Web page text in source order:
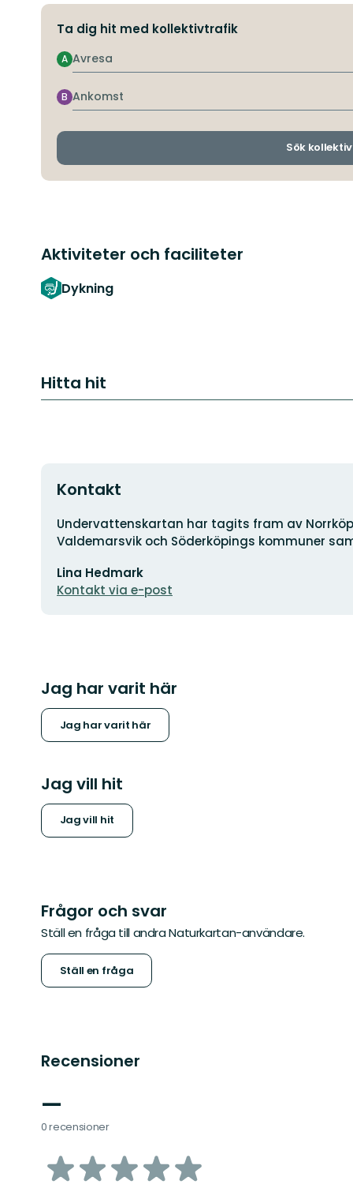
Ta dig hit med kollektivtrafik
Avresa
A
Ankomst
B
Sök
Aktiviteter och faciliteter
Dykning
Hitta hit
Kontakt
Adress
Undervattenskartan har tagits fram av
Valdemarsvik och Söderköpings kommuner
postadress
Lina Hedmark
Kontakt via e-post
Jag har varit här
Jag har varit här
Jag vill hit
Jag vill hit
Frågor och svar
Ställ en fråga till andra Naturkartan-användare.
Ställ en fråga
Recensioner
—
0 recensioner
av